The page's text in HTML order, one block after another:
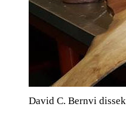
David C. Bernvi